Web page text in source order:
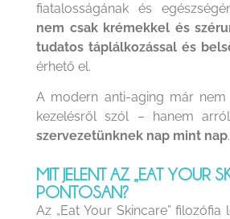
fiatalosságának és
nem csak krémekkel és
tudatos táplálkozással és
érhető el.
A modern anti-aging már nem
kezelésről szól – hanem
szervezetünknek nap mint nap.
MIT JELENT AZ „EAT YOUR
PONTOSAN?
Az „Eat Your Skincare”